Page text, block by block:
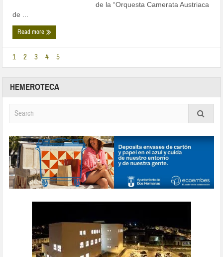
de la “Orquesta Camerata Austriaca
de ...
Read more
1 2 3 4 5
HEMEROTECA